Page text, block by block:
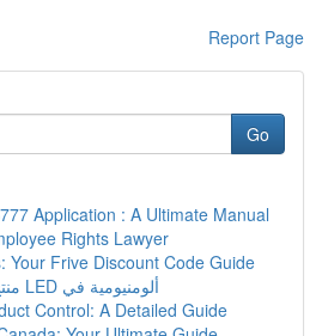
Report Page
Go
Application : A Ultimate Manual
Rights Lawyer
Your Frive Discount Code Guide
منتج مصابيح جدارية LED ألومنيومية في
Control: A Detailed Guide